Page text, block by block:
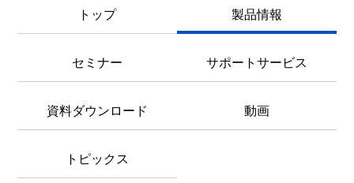
トップ 製品情報
セミナー サポートサービス
資料ダウンロード 動画
トピックス